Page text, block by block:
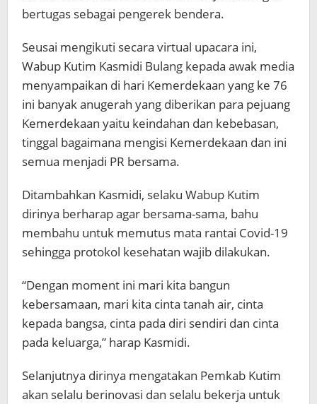
bertugas sebagai pengerek bendera.
Seusai mengikuti secara virtual upacara ini,
Wabup Kutim Kasmidi Bulang kepada awak media
menyampaikan di hari Kemerdekaan yang ke 76
ini banyak anugerah yang diberikan para pejuang
Kemerdekaan yaitu keindahan dan kebebasan,
tinggal bagaimana mengisi Kemerdekaan dan ini
semua menjadi PR bersama.
Ditambahkan Kasmidi, selaku Wabup Kutim
dirinya berharap agar bersama-sama, bahu
membahu untuk memutus mata rantai Covid-19
sehingga protokol kesehatan wajib dilakukan.
“Dengan moment ini mari kita bangun
kebersamaan, mari kita cinta tanah air, cinta
kepada bangsa, cinta pada diri sendiri dan cinta
pada keluarga,” harap Kasmidi.
Selanjutnya dirinya mengatakan Pemkab Kutim
akan selalu berinovasi dan selalu bekerja untuk